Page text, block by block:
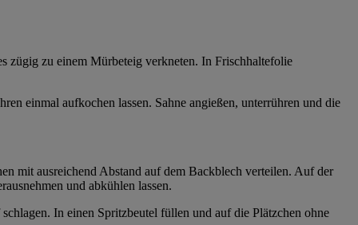
zügig zu einem Mürbeteig verkneten. In Frischhaltefolie
einmal aufkochen lassen. Sahne angießen, unterrühren und die
mit ausreichend Abstand auf dem Backblech verteilen. Auf der
und abkühlen lassen.
In einen Spritzbeutel füllen und auf die Plätzchen ohne